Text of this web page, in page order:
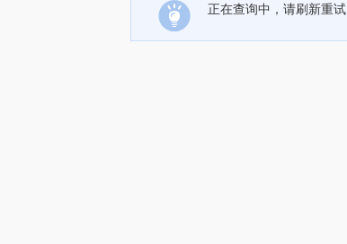
正在查询中，请刷新重试